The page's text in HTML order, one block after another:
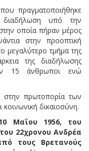
πραγματοποιήθηκε
υπό την
οποία πήραν μέρος
στην προοπτική
μεγαλύτερο τμήμα της
της διαδήλωσης
15 άνθρωποι ενώ
στην πρωτοπορία των
δικαιοσύνη.
Μαΐου 1956, του
22χρονου Ανδρέα
τους Βρετανούς